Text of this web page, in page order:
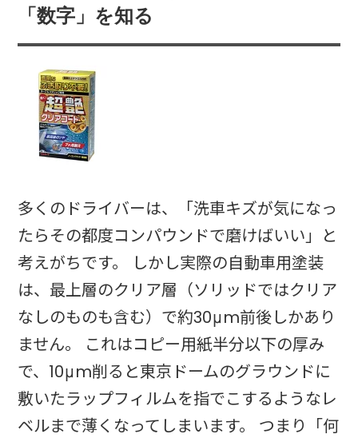
「数字」を知る
多くのドライバーは、「洗車キズが気になっ
たらその都度コンパウンドで磨けばいい」と
考えがちです。 しかし実際の自動車用塗装
は、最上層のクリア層（ソリッドではクリア
なしのものも含む）で約30μm前後しかあり
ません。 これはコピー用紙半分以下の厚み
で、10μm削ると東京ドームのグラウンドに
敷いたラップフィルムを指でこするようなレ
ベルまで薄くなってしまいます。 つまり「何